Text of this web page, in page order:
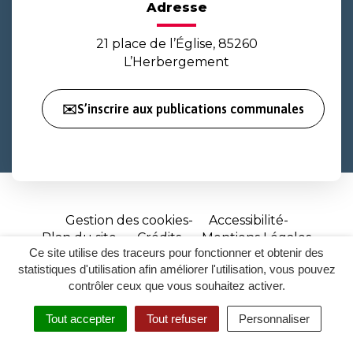
Ce site utilise des traceurs pour fonctionner et obtenir des
statistiques d'utilisation afin améliorer l'utilisation, vous pouvez
contrôler ceux que vous souhaitez activer.
Tout accepter Tout refuser Personnaliser
RECHERCHER
ACCESSIBILITÉ
Adresse
21 place de l’Église, 85260
L’Herbergement
✉️S’inscrire aux publications communales
Gestion des cookies
Accessibilité
Plan du site
Crédits
Mentions Légales
Site
réalisé
par
Inovagora